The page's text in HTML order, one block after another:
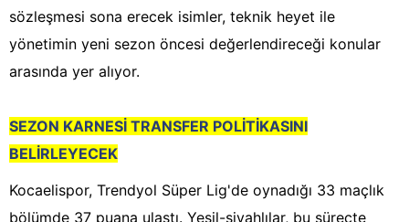
sözleşmesi sona erecek isimler, teknik heyet ile
yönetimin yeni sezon öncesi değerlendireceği konular
arasında yer alıyor.
SEZON KARNESİ TRANSFER POLİTİKASINI
BELİRLEYECEK
Kocaelispor, Trendyol Süper Lig'de oynadığı 33 maçlık
bölümde 37 puana ulaştı. Yeşil-siyahlılar, bu süreçte